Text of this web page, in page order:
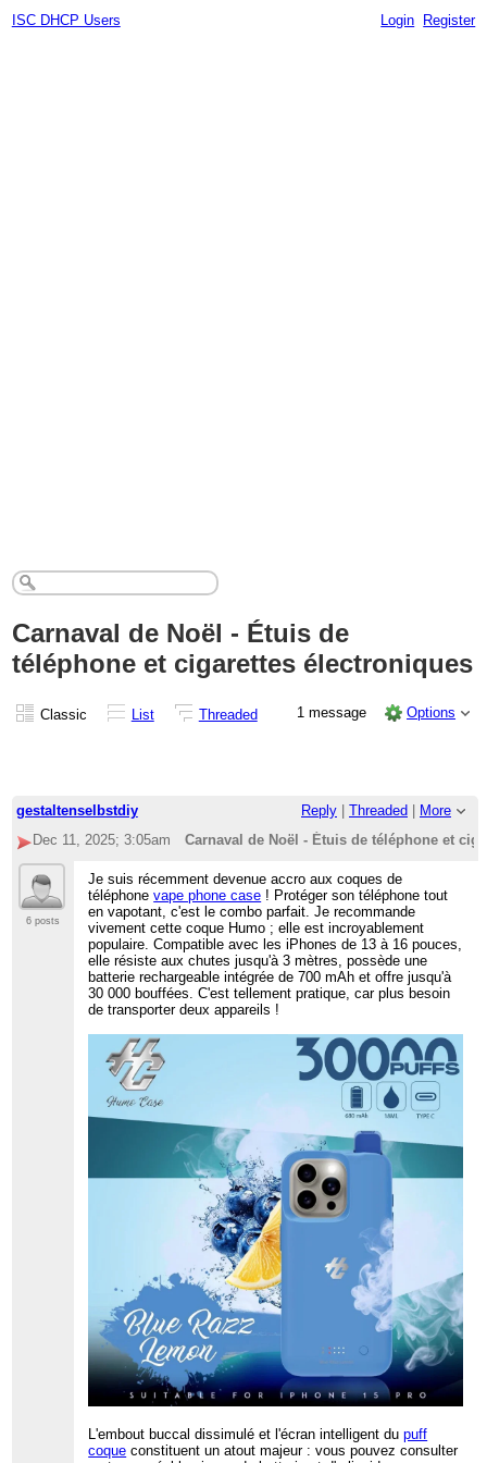
ISC DHCP Users Login Register
Carnaval de Noël - Étuis de
téléphone et cigarettes électroniques
Classic List Threaded 1 message Options
gestaltenselbstdiy Reply Threaded
More
Dec 11, 2025; 3:05am
Carnaval de Noël - Étuis de téléphone et
6 posts
Je suis récemment devenue accro aux coques de
téléphonevape phone case ! Protéger son téléphone tout
en vapotant, c'est le combo parfait. Je recommande
vivement cette coque Humo ; elle est incroyablement
populaire. Compatible avec les iPhones de 13 à 16 pouces,
elle résiste aux chutes jusqu'à 3 mètres, possède une
batterie rechargeable intégrée de 700 mAh et offre jusqu'à
30 000 bouffées. C'est tellement pratique, car plus besoin
de transporter deux appareils !
L'embout buccal dissimulé et l'écran intelligent dupuff
coque constituent un atout majeur : vous pouvez consulter